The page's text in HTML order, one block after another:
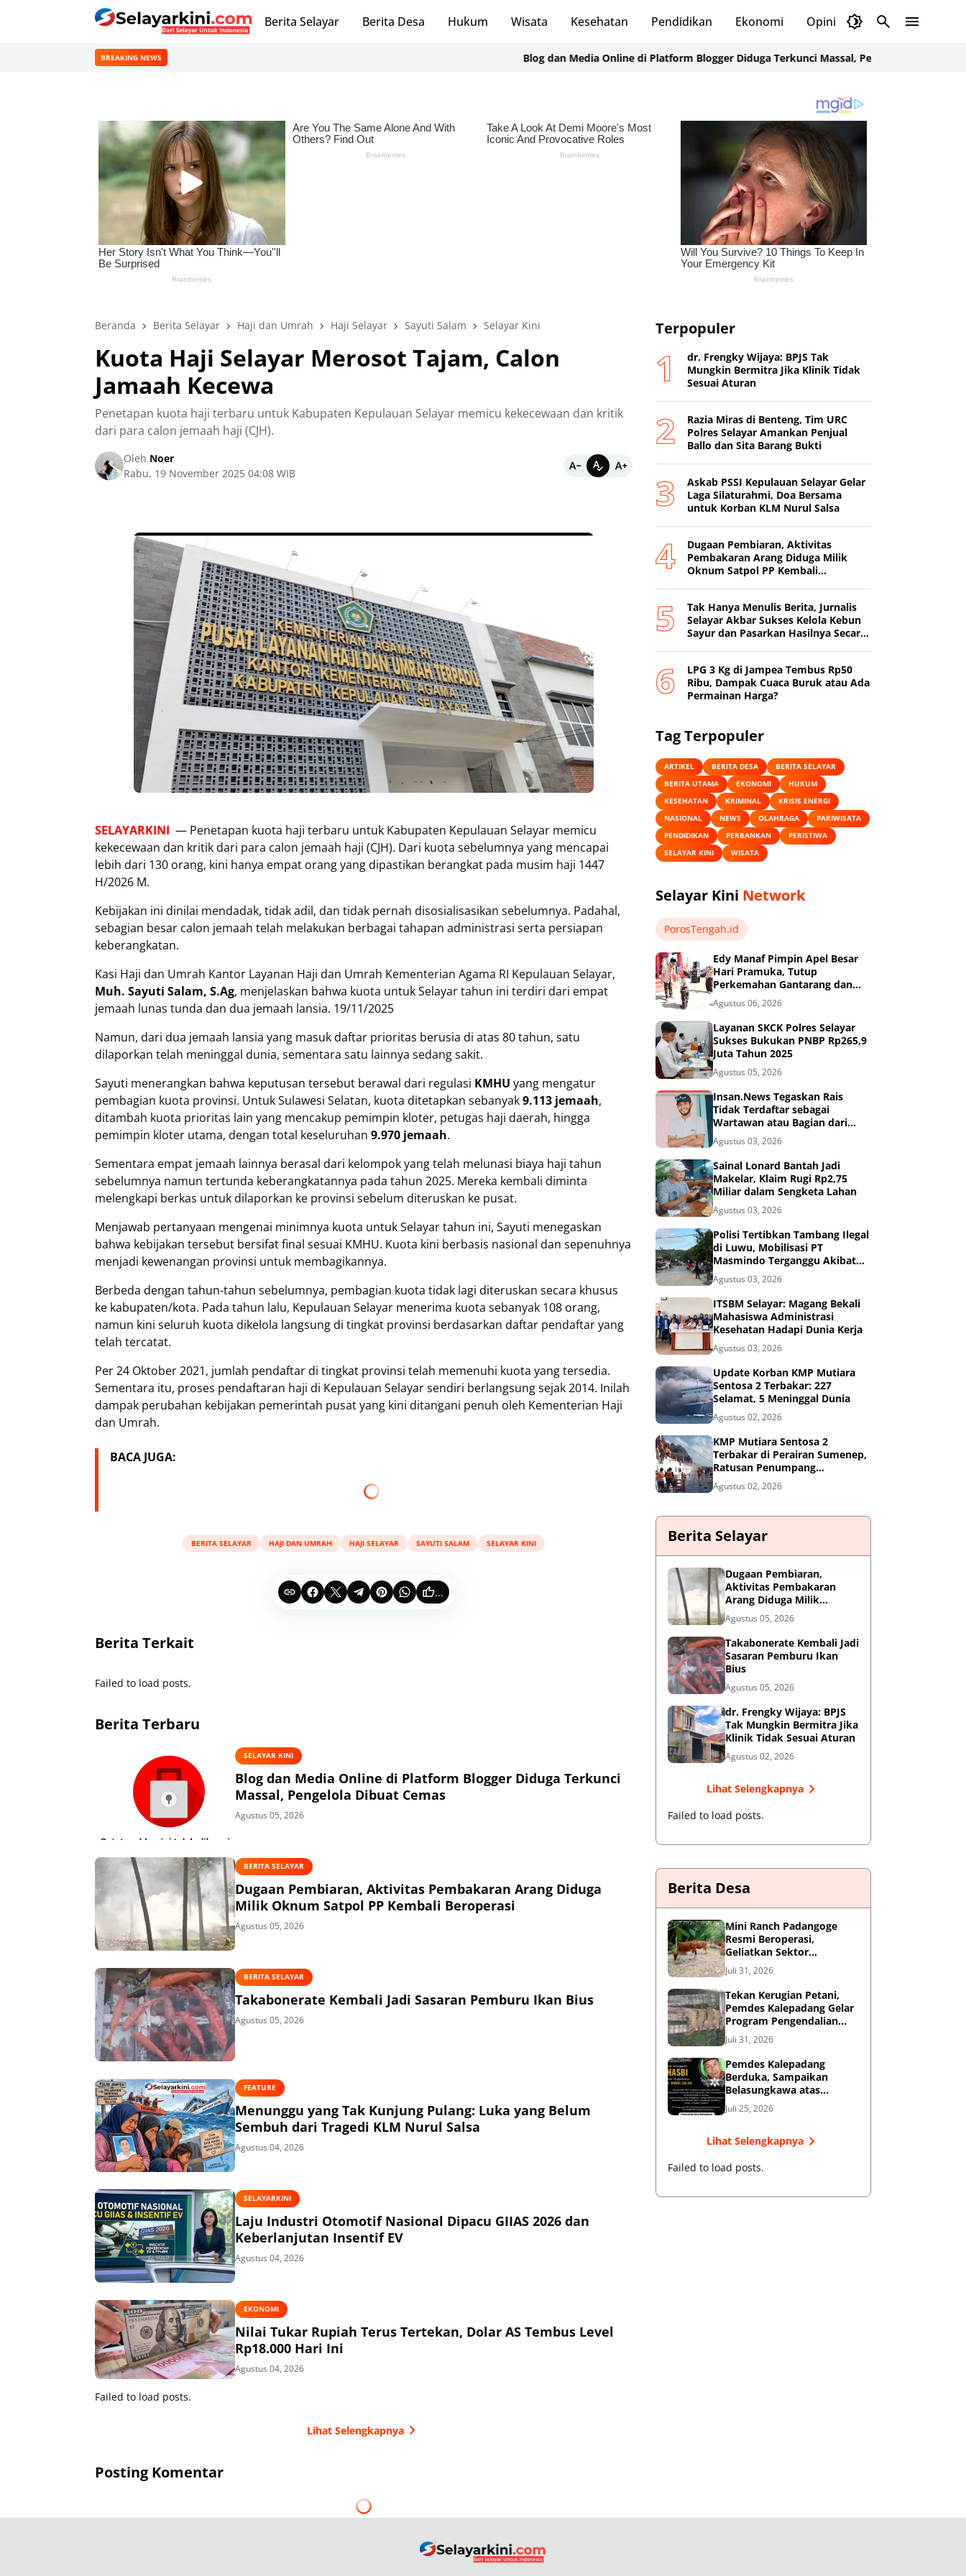
Berita Selayar Berita Desa Hukum Wisata Kesehatan Pendidikan Ekonomi Opini Selayar Kini
BREAKING NEWS Blog dan Media Online di Platform Blogger Diduga Terkunci Massal, Pengelola Dibuat Cemas
Beranda Berita Selayar Haji dan Umrah Haji Selayar Sayuti Salam Selayar Kini
Kuota Haji Selayar Merosot Tajam, Calon
Jamaah Kecewa
Penetapan kuota haji terbaru untuk Kabupaten Kepulauan Selayar memicu kekecewaan dan kritik
dari para calon jemaah haji (CJH).
Oleh Noer
Rabu, 19 November 2025 04:08 WIB
SELAYARKINI — Penetapan kuota haji terbaru untuk Kabupaten Kepulauan Selayar memicu
kekecewaan dan kritik dari para calon jemaah haji (CJH). Dari kuota sebelumnya yang mencapai
lebih dari 130 orang, kini hanya empat orang yang dipastikan berangkat pada musim haji 1447
H/2026 M.
Kebijakan ini dinilai mendadak, tidak adil, dan tidak pernah disosialisasikan sebelumnya. Padahal,
sebagian besar calon jemaah telah melakukan berbagai tahapan administrasi serta persiapan
keberangkatan.
Kasi Haji dan Umrah Kantor Layanan Haji dan Umrah Kementerian Agama RI Kepulauan Selayar,
Muh. Sayuti Salam, S.Ag, menjelaskan bahwa kuota untuk Selayar tahun ini terdiri dari empat
jemaah lunas tunda dan dua jemaah lansia. 19/11/2025
Namun, dari dua jemaah lansia yang masuk daftar prioritas berusia di atas 80 tahun, satu
dilaporkan telah meninggal dunia, sementara satu lainnya sedang sakit.
Sayuti menerangkan bahwa keputusan tersebut berawal dari regulasi KMHU yang mengatur
pembagian kuota provinsi. Untuk Sulawesi Selatan, kuota ditetapkan sebanyak9.113 jemaah,
ditambah kuota prioritas lain yang mencakup pemimpin kloter, petugas haji daerah, hingga
pemimpin kloter utama, dengan total keseluruhan 9.970 jemaah.
Sementara empat jemaah lainnya berasal dari kelompok yang telah melunasi biaya haji tahun
sebelumnya namun tertunda keberangkatannya pada tahun 2025. Mereka kembali diminta
melengkapi berkas untuk dilaporkan ke provinsi sebelum diteruskan ke pusat.
Menjawab pertanyaan mengenai minimnya kuota untuk Selayar tahun ini, Sayuti menegaskan
bahwa kebijakan tersebut bersifat final sesuai KMHU. Kuota kini berbasis nasional dan sepenuhnya
menjadi kewenangan provinsi untuk membagikannya.
Berbeda dengan tahun-tahun sebelumnya, pembagian kuota tidak lagi diteruskan secara khusus
ke kabupaten/kota. Pada tahun lalu, Kepulauan Selayar menerima kuota sebanyak 108 orang,
namun kini seluruh kuota dikelola langsung di tingkat provinsi berdasarkan daftar pendaftar yang
telah tercatat.
Per 24 Oktober 2021, jumlah pendaftar di tingkat provinsi telah memenuhi kuota yang tersedia.
Sementara itu, proses pendaftaran haji di Kepulauan Selayar sendiri berlangsung sejak 2014. Inilah
dampak perubahan kebijakan pemerintah pusat yang kini ditangani penuh oleh Kementerian Haji
dan Umrah.
BACA JUGA:
BERITA SELAYAR HAJI DAN UMRAH HAJI SELAYAR SAYUTI SALAM SELAYAR KINI
...
Berita Terkait
Failed to load posts.
Berita Terbaru
SELAYAR KINI
Blog dan Media Online di Platform Blogger Diduga Terkunci
Massal, Pengelola Dibuat Cemas
Agustus 05, 2026
BERITA SELAYAR
Dugaan Pembiaran, Aktivitas Pembakaran Arang Diduga
Milik Oknum Satpol PP Kembali Beroperasi
Agustus 05, 2026
BERITA SELAYAR
Takabonerate Kembali Jadi Sasaran Pemburu Ikan Bius
Agustus 05, 2026
FEATURE
Menunggu yang Tak Kunjung Pulang: Luka yang Belum
Sembuh dari Tragedi KLM Nurul Salsa
Agustus 04, 2026
SELAYARKINI
Laju Industri Otomotif Nasional Dipacu GIIAS 2026 dan
Keberlanjutan Insentif EV
Agustus 04, 2026
EKONOMI
Nilai Tukar Rupiah Terus Tertekan, Dolar AS Tembus Level
Rp18.000 Hari Ini
Agustus 04, 2026
Failed to load posts.
Lihat Selengkapnya
Posting Komentar
Terpopuler
dr. Frengky Wijaya: BPJS Tak
Mungkin Bermitra Jika Klinik Tidak
Sesuai Aturan
Razia Miras di Benteng, Tim URC
Polres Selayar Amankan Penjual
Ballo dan Sita Barang Bukti
‎Askab PSSI Kepulauan Selayar Gelar
Laga Silaturahmi, Doa Bersama
untuk Korban KLM Nurul Salsa
Dugaan Pembiaran, Aktivitas
Pembakaran Arang Diduga Milik
Oknum Satpol PP Kembali
‎Tak Hanya Menulis Berita, Jurnalis
Selayar Akbar Sukses Kelola Kebun
Sayur dan Pasarkan Hasilnya Secara
‎LPG 3 Kg di Jampea Tembus Rp50
Ribu, Dampak Cuaca Buruk atau Ada
Permainan Harga? ‎
Tag Terpopuler
ARTIKEL BERITA DESA
BERITA SELAYAR
BERITA UTAMA
EKONOMI
HUKUM
KESEHATAN
KRIMINAL
KRISIS ENERGI
NASIONAL
NEWS OLAHRAGA
PARIWISATA
PENDIDIKAN
PERBANKAN
PERISTIWA
SELAYAR KINI
WISATA
Selayar Kini Network
PorosTengah.id
Edy Manaf Pimpin Apel Besar
Hari Pramuka, Tutup
Perkemahan Gantarang dan
Lepas Kontingen Jamnas XII
2026
Agustus 06, 2026
Layanan SKCK Polres Selayar
Sukses Bukukan PNBP Rp265,9
Juta Tahun 2025
Agustus 05, 2026
Insan.News Tegaskan Rais
Tidak Terdaftar sebagai
Wartawan atau Bagian dari
Redaksi
Agustus 03, 2026
Sainal Lonard Bantah Jadi
Makelar, Klaim Rugi Rp2,75
Miliar dalam Sengketa Lahan
Agustus 03, 2026
Polisi Tertibkan Tambang Ilegal
di Luwu, Mobilisasi PT
Masmindo Terganggu Akibat
Pemalangan Jalan
Agustus 03, 2026
ITSBM Selayar: Magang Bekali
Mahasiswa Administrasi
Kesehatan Hadapi Dunia Kerja
Agustus 03, 2026
Update Korban KMP Mutiara
Sentosa 2 Terbakar: 227
Selamat, 5 Meninggal Dunia
Agustus 02, 2026
KMP Mutiara Sentosa 2
Terbakar di Perairan Sumenep,
Ratusan Penumpang
Dievakuasi
Agustus 02, 2026
Berita Selayar
Dugaan Pembiaran,
Aktivitas Pembakaran
Arang Diduga Milik
Oknum Satpol PP Kembali
Beroperasi
Agustus 05, 2026
Takabonerate Kembali Jadi
Sasaran Pemburu Ikan
Bius
Agustus 05, 2026
dr. Frengky Wijaya: BPJS
Tak Mungkin Bermitra Jika
Klinik Tidak Sesuai Aturan
Agustus 02, 2026
Lihat Selengkapnya
Failed to load posts.
Berita Desa
‎Mini Ranch Padangoge
Resmi Beroperasi,
Geliatkan Sektor
Peternakan Sapi di
Kepulauan Selayar ‎
Juli 31, 2026
Tekan Kerugian Petani,
Pemdes Kalepadang Gelar
Program Pengendalian
Hama Tupai
Juli 31, 2026
Pemdes Kalepadang
Berduka, Sampaikan
Belasungkawa atas
Wafatnya Hasbi Korban
KLM Nurul Salsa
Juli 25, 2026
Lihat Selengkapnya
Failed to load posts.